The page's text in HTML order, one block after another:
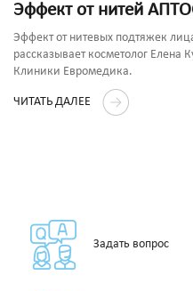
Эффект от нитей
Эффект от нитевых подтяжек
рассказывает косметолог Елена
Клиники Евромедика.
ЧИТАТЬ ДАЛЕЕ
Задать вопрос